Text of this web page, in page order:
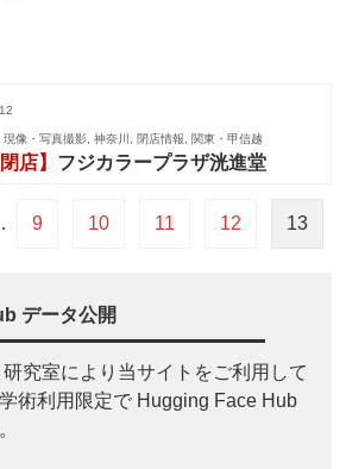
現像・写真撮影, 神奈川, 閉店情報, 関東・甲信越
閉店】 フジカラープラザ洸進堂
9 10 11 12 13
データ公開
究室により当サイトをご利用して
術利用限定で Hugging Face Hub